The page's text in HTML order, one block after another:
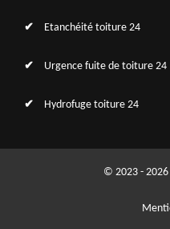
Etanchéité toiture 24
Urgence fuite de toiture 24
Hydrofuge toiture 24
© 2023 -